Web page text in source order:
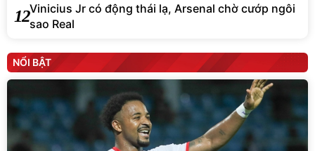
12Vinicius Jr có động thái lạ, Arsenal chờ cướp ngôi
sao Real
NỔI BẬT